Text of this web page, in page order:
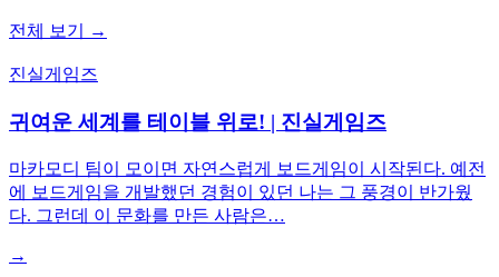
전체 보기 →
진실게임즈
귀여운 세계를 테이블 위로! | 진실게임즈
마카모디 팀이 모이면 자연스럽게 보드게임이 시작된다. 예전
에 보드게임을 개발했던 경험이 있던 나는 그 풍경이 반가웠
다. 그런데 이 문화를 만든 사람은…
→